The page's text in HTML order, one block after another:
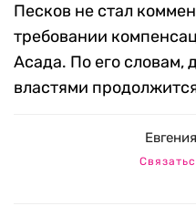
Песков не стал
требовании
Асада. По его словам,
властями